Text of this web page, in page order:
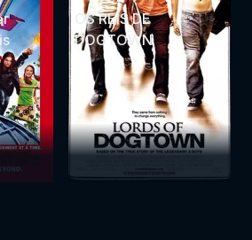
OS REIS DE
DOGTOWN